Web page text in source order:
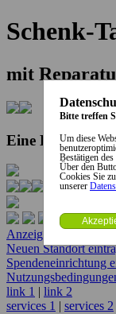
Schenk-
mit
Eine
Anzeige erstellen
Neuen Standort
Spendeneinrichtung
link 1 | link 2
services 1 | services 2
Bitte treffen
Um diese
Bestätigen
Über den
Cookies Sie
unserer